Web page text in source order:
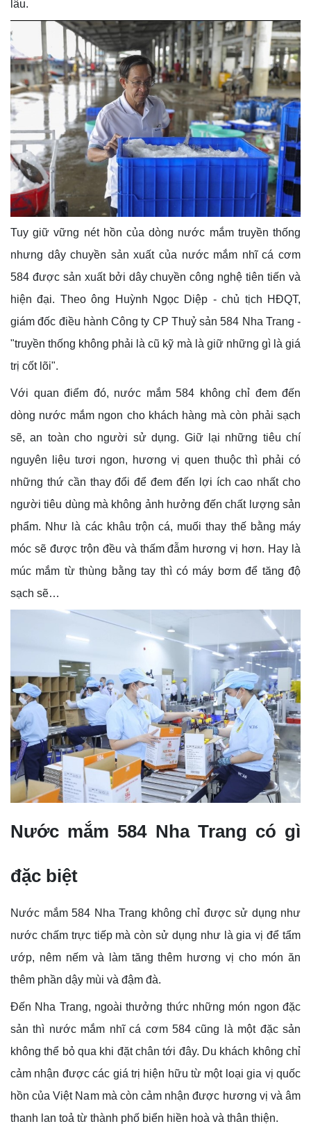
lâu.
Tuy giữ vững nét hồn của dòng nước mắm truyền thống
nhưng dây chuyền sản xuất của nước mắm nhĩ cá cơm
584 được sản xuất bởi dây chuyền công nghệ tiên tiến và
hiện đại. Theo ông Huỳnh Ngọc Diệp - chủ tịch HĐQT,
giám đốc điều hành Công ty CP Thuỷ sản 584 Nha Trang -
"truyền thống không phải là cũ kỹ mà là giữ những gì là giá
trị cốt lõi".
Với quan điểm đó, nước mắm 584 không chỉ đem đến
dòng nước mắm ngon cho khách hàng mà còn phải sạch
sẽ, an toàn cho người sử dụng. Giữ lại những tiêu chí
nguyên liệu tươi ngon, hương vị quen thuộc thì phải có
những thứ cần thay đổi để đem đến lợi ích cao nhất cho
người tiêu dùng mà không ảnh hưởng đến chất lượng sản
phẩm. Như là các khâu trộn cá, muối thay thế bằng máy
móc sẽ được trộn đều và thấm đẫm hương vị hơn. Hay là
múc mắm từ thùng bằng tay thì có máy bơm để tăng độ
sạch sẽ…
Nước mắm 584 Nha Trang có gì
đặc biệt
Nước mắm 584 Nha Trang không chỉ được sử dụng như
nước chấm trực tiếp mà còn sử dụng như là gia vị để tẩm
ướp, nêm nếm và làm tăng thêm hương vị cho món ăn
thêm phần dậy mùi và đậm đà.
Đến Nha Trang, ngoài thưởng thức những món ngon đặc
sản thì nước mắm nhĩ cá cơm 584 cũng là một đặc sản
không thể bỏ qua khi đặt chân tới đây. Du khách không chỉ
cảm nhận được các giá trị hiện hữu từ một loại gia vị quốc
hồn của Việt Nam mà còn cảm nhận được hương vị và âm
thanh lan toả từ thành phố biển hiền hoà và thân thiện.